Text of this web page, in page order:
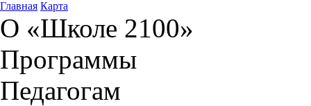
Главная Карта
О «Школе 2100»
Программы
Педагогам